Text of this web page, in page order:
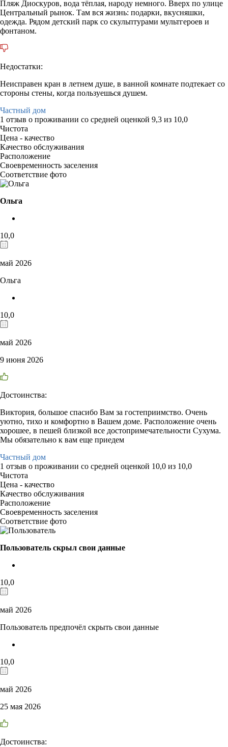
Пляж Диоскуров, вода тёплая, народу немного. Вверх по улице
Центральный рынок. Там вся жизнь: подарки, вкусняшки,
одежда. Рядом детский парк со скульптурами мультгероев и
фонтаном.
Недостатки:
Неисправен кран в летнем душе, в ванной комнате подтекает со
стороны стены, когда пользуешься душем.
Частный дом
1 отзыв о проживании со средней оценкой 9,3 из 10,0
Чистота
Цена - качество
Качество обслуживания
Расположение
Своевременность заселения
Соответствие фото
Ольга
10,0
май 2026
Ольга
10,0
май 2026
9 июня 2026
Достоинства:
Виктория, большое спасибо Вам за гостеприимство. Очень
уютно, тихо и комфортно в Вашем доме. Расположение очень
хорошее, в пешей близкой все достопримечательности Сухума.
Мы обязательно к вам еще приедем
Частный дом
1 отзыв о проживании со средней оценкой 10,0 из 10,0
Чистота
Цена - качество
Качество обслуживания
Расположение
Своевременность заселения
Соответствие фото
Пользователь скрыл свои данные
10,0
май 2026
Пользователь предпочёл скрыть свои данные
10,0
май 2026
25 мая 2026
Достоинства: